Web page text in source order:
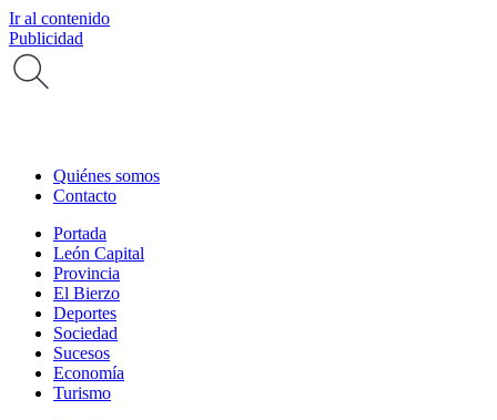
Ir al contenido
Publicidad
Quiénes somos
Contacto
Portada
León Capital
Provincia
El Bierzo
Deportes
Sociedad
Sucesos
Economía
Turismo